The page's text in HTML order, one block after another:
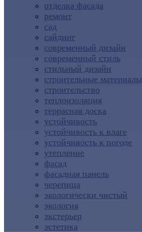
отделка фасада
ремонт
сад
сайдинг
современный дизайн
современный стиль
стильный дизайн
строительные материалы
строительство
теплоизоляция
террасная доска
устойчивость
устойчивость к влаге
устойчивость к погоде
утепление
фасад
фасадная панель
черепица
экологически чистый
экология
экстерьер
эстетика